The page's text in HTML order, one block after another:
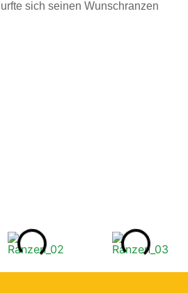
sich seinen Wunschranzen